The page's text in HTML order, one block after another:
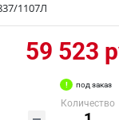
1107Л
59 523
под заказ
Количество